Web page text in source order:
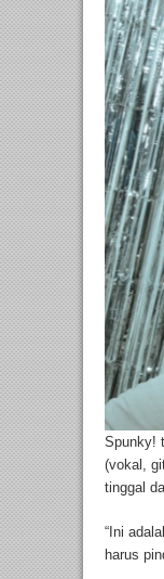
Spunky!
(vokal,
tinggal
“Ini
harus